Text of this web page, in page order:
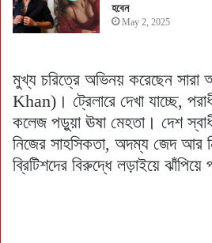
হবেন
May 2, 2025
মুখ্য চরিত্রে অভিনয় করেছেন
Khan)। ট্রেলারে দেখা যাচ্ছে,
কলেজ পড়ুয়া ঊষা মেহতা। দেশ
নিজের সাহসিকতা, অদম্য জেদ আর
ব্রিটিশদের বিরুদ্ধে লড়াইয়ে ঝাঁপিয়ে